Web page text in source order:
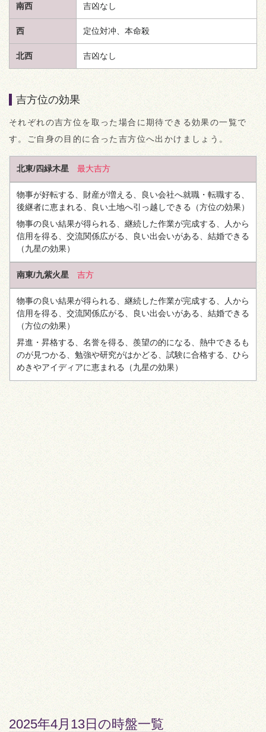
南西 吉凶なし
西 定位対冲、本命殺
北西 吉凶なし
吉方位の効果
それぞれの吉方位を取った場合に期待できる効果の一覧で
す。ご自身の目的に合った吉方位へ出かけましょう。
北東/四緑木星 最大吉方
物事が好転する、財産が増える、良い会社へ就職・転職する、
後継者に恵まれる、良い土地へ引っ越しできる （方位の効果）
物事の良い結果が得られる、継続した作業が完成する、人から
信用を得る、交流関係広がる、良い出会いがある、結婚できる
（九星の効果）
南東/九紫火星 吉方
物事の良い結果が得られる、継続した作業が完成する、人から
信用を得る、交流関係広がる、良い出会いがある、結婚できる
（方位の効果）
昇進・昇格する、名誉を得る、羨望の的になる、熱中できるも
のが見つかる、勉強や研究がはかどる、試験に合格する、ひら
めきやアイディアに恵まれる （九星の効果）
2025年4月13日の時盤一覧